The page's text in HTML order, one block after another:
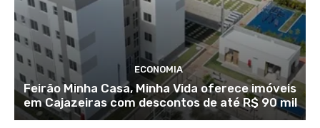
ECONOMIA
Feirão Minha Casa, Minha Vida oferece imóveis
em Cajazeiras com descontos de até R$ 90 mil